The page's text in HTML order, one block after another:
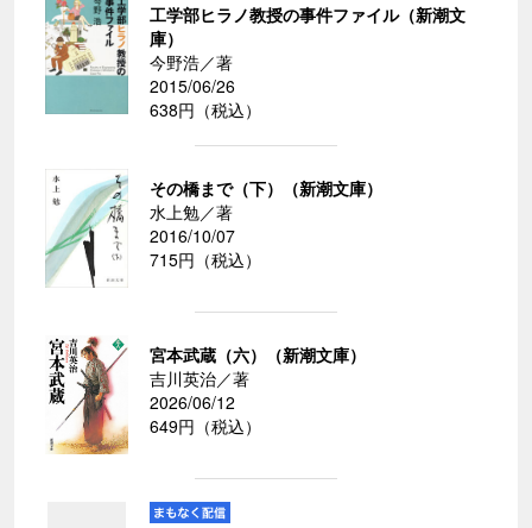
工学部ヒラノ教授の事件ファイル（新潮文
庫）
今野浩／著
2015/06/26
638円（税込）
その橋まで（下）（新潮文庫）
水上勉／著
2016/10/07
715円（税込）
宮本武蔵（六）（新潮文庫）
吉川英治／著
2026/06/12
649円（税込）